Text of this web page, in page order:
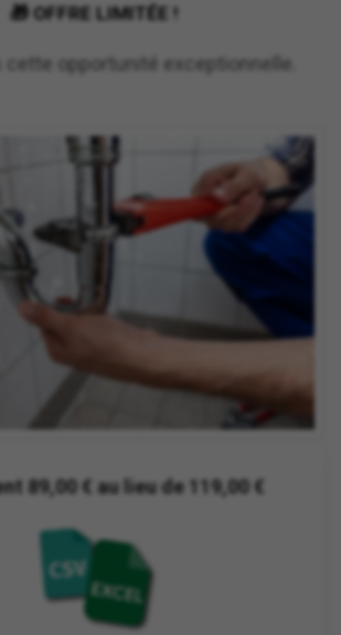
🎁 OFFRE LIMITÉE !
cette opportunité exceptionnelle.
89,00 € au lieu de 119,00 €